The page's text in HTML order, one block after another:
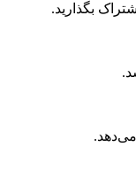
بگذارید.
می‌دهد.